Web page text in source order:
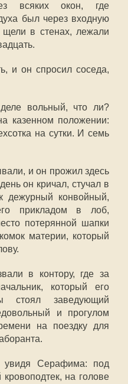
всяких окон, где
был через входную
в стенах, лежали
и он спросил соседа,
вольный, что ли?
казенном положении:
на сутки. И семь
и он прожил здесь
он кричал, стучал в
дежурный конвойный,
прикладом в лоб,
потерянной шапки
материи, который
в контору, где за
который его
заведующий
и прогулом
на поездку для
увидя Серафима: под
на голове